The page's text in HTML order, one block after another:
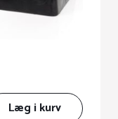
Læg i kurv